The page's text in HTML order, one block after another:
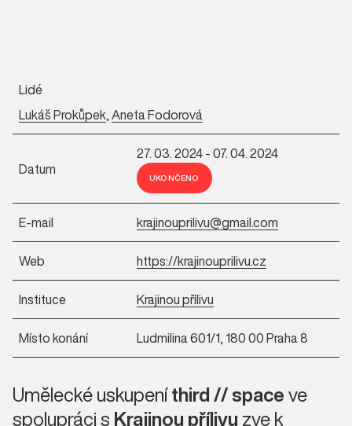
Lidé
Lukáš Prokůpek,Aneta Fodorová
Datum
27. 03. 2024 - 07. 04. 2024
UKONČENO
E-mail krajinouprilivu@gmail.com
Web https://krajinouprilivu.cz
Instituce Krajinou přílivu
Místo konání Ludmilina 601/1, 180 00 Praha 8
Umělecké uskupeníthird // spaceve
spolupráci sKrajinou přílivuzve k